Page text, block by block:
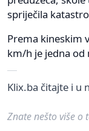
spriječila
Prema kineskim
km/h je jedna od
Klix.ba čitajte i u
Znate nešto više o